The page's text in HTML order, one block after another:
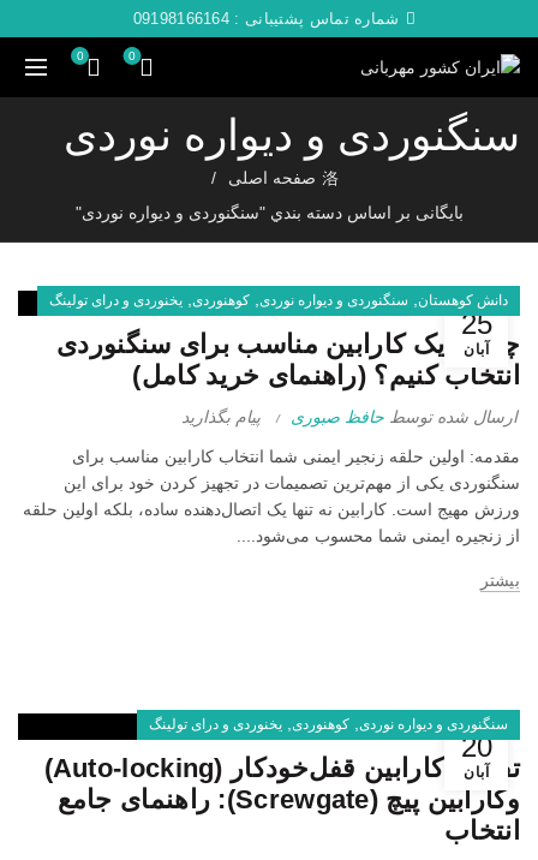
شماره تماس پشتیبانی : 09198166164
0
0
سنگنوردی و دیواره نوردی
صفحه اصلی
بایگانی بر اساس دسته بندي "سنگنوردی و دیواره نوردی"
25
آبان
دانش کوهستان, سنگنوردی و دیواره نوردی, کوهنوردی, یخنوردی و درای تولینگ
چگونه یک کارابین مناسب برای سنگنوردی
انتخاب کنیم؟ (راهنمای خرید کامل)
ارسال شده توسط حافظ صبوری پیام بگذارید
مقدمه: اولین حلقه زنجیر ایمنی شما انتخاب کارابین مناسب برای
سنگنوردی یکی از مهم‌ترین تصمیمات در تجهیز کردن خود برای این
ورزش مهیج است. کارابین نه تنها یک اتصال‌دهنده ساده، بلکه اولین حلقه
از زنجیره ایمنی شما محسوب می‌شود....
بیشتر
20
آبان
سنگنوردی و دیواره نوردی کوهنوردی یخنوردی و درای تولینگ
تفاوت کارابین قفل‌خودکار (Auto-locking)
وکارابین پیچ (Screwgate): راهنمای جامع
انتخاب